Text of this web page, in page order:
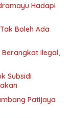
Hadapi
Boleh Ada
Ilegal,
Subsidi
Patijaya